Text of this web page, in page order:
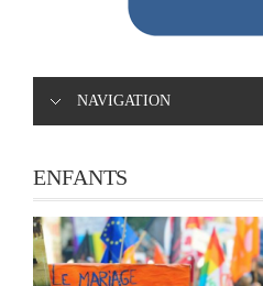
NAVIGATION
ENFANTS